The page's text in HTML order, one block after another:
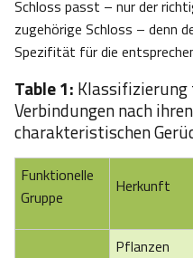
Schloss passt – nur der
zugehörige Schloss – denn
Spezifität für die
Funktionelle
Gruppe
Herkunft
Table 1:
Verbindungen nach
charakteristischen
Pflanzen